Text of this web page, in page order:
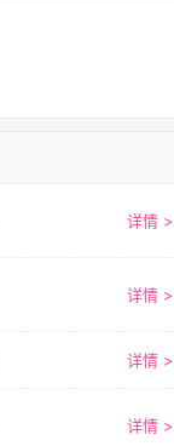
详情 >
详情 >
详情 >
详情 >